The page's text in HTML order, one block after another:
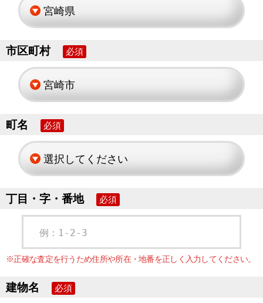
市区町村 必須
町名 必須
丁目・字・番地 必須
例：1-2-3
※正確な査定を行うため住所や所在・地番を正しく入力してください。
建物名 必須